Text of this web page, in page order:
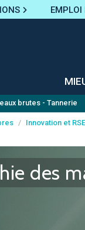
EMPLOI
brutes - Tannerie
/ Innovation et RSE
des